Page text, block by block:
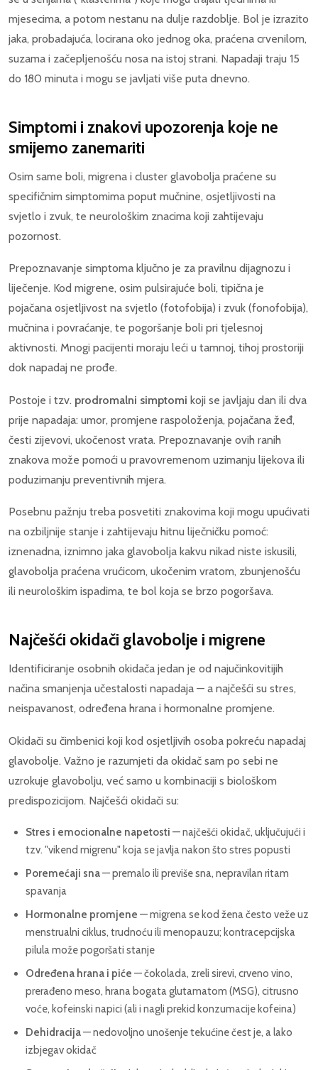
mjesecima, a potom nestanu na dulje razdoblje. Bol je izrazito
jaka, probadajuća, locirana oko jednog oka, praćena crvenilom,
suzama i začepljenošću nosa na istoj strani. Napadaji traju 15
do 180 minuta i mogu se javljati više puta dnevno.
Simptomi i znakovi upozorenja koje ne
smijemo zanemariti
Osim same boli, migrena i cluster glavobolja praćene su
specifičnim simptomima poput mučnine, osjetljivosti na
svjetlo i zvuk, te neurološkim znacima koji zahtijevaju
pozornost.
Prepoznavanje simptoma ključno je za pravilnu dijagnozu i
liječenje. Kod migrene, osim pulsirajuće boli, tipična je
pojačana osjetljivost na svjetlo (fotofobija) i zvuk (fonofobija),
mučnina i povraćanje, te pogoršanje boli pri tjelesnoj
aktivnosti. Mnogi pacijenti moraju leći u tamnoj, tihoj prostoriji
dok napadaj ne prođe.
Postoje i tzv. prodromalni simptomi koji se javljaju dan ili dva
prije napadaja: umor, promjene raspoloženja, pojačana žeđ,
česti zijevovi, ukočenost vrata. Prepoznavanje ovih ranih
znakova može pomoći u pravovremenom uzimanju lijekova ili
poduzimanju preventivnih mjera.
Posebnu pažnju treba posvetiti znakovima koji mogu upućivati
na ozbiljnije stanje i zahtijevaju hitnu liječničku pomoć:
iznenadna, iznimno jaka glavobolja kakvu nikad niste iskusili,
glavobolja praćena vrućicom, ukočenim vratom, zbunjenošću
ili neurološkim ispadima, te bol koja se brzo pogoršava.
Najčešći okidači glavobolje i migrene
Identificiranje osobnih okidača jedan je od najučinkovitijih
načina smanjenja učestalosti napadaja — a najčešći su stres,
neispavanost, određena hrana i hormonalne promjene.
Okidači su čimbenici koji kod osjetljivih osoba pokreću napadaj
glavobolje. Važno je razumjeti da okidač sam po sebi ne
uzrokuje glavobolju, već samo u kombinaciji s biološkom
predispozicijom. Najčešći okidači su:
Stres i emocionalne napetosti — najčešći okidač, uključujući i
tzv. "vikend migrenu" koja se javlja nakon što stres popusti
Poremećaji sna— premalo ili previše sna, nepravilan ritam
spavanja
Hormonalne promjene — migrena se kod žena često veže uz
menstrualni ciklus, trudnoću ili menopauzu; kontracepcijska
pilula može pogoršati stanje
Određena hrana i piće — čokolada, zreli sirevi, crveno vino,
prerađeno meso, hrana bogata glutamatom (MSG), citrusno
voće, kofeinski napici (ali i nagli prekid konzumacije kofeina)
Dehidracija— nedovoljno unošenje tekućine čest je, a lako
izbjegav okidač